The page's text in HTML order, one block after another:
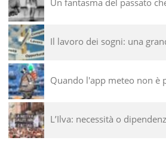
Il lavoro dei sogni: una
Quando l'app meteo non è
L’Ilva: necessità o